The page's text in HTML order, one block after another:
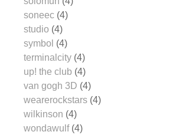
soneec (4)
studio (4)
symbol (4)
terminalcity (4)
up! the club (4)
van gogh 3D (4)
wearerockstars (4)
wilkinson (4)
wondawulf (4)